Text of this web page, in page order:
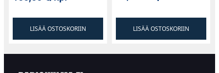
LISÄÄ OSTOSKORIIN LISÄÄ OSTOSKORIIN